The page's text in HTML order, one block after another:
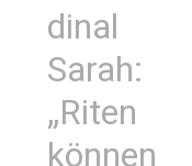
dinal
Sarah:
„Riten
können